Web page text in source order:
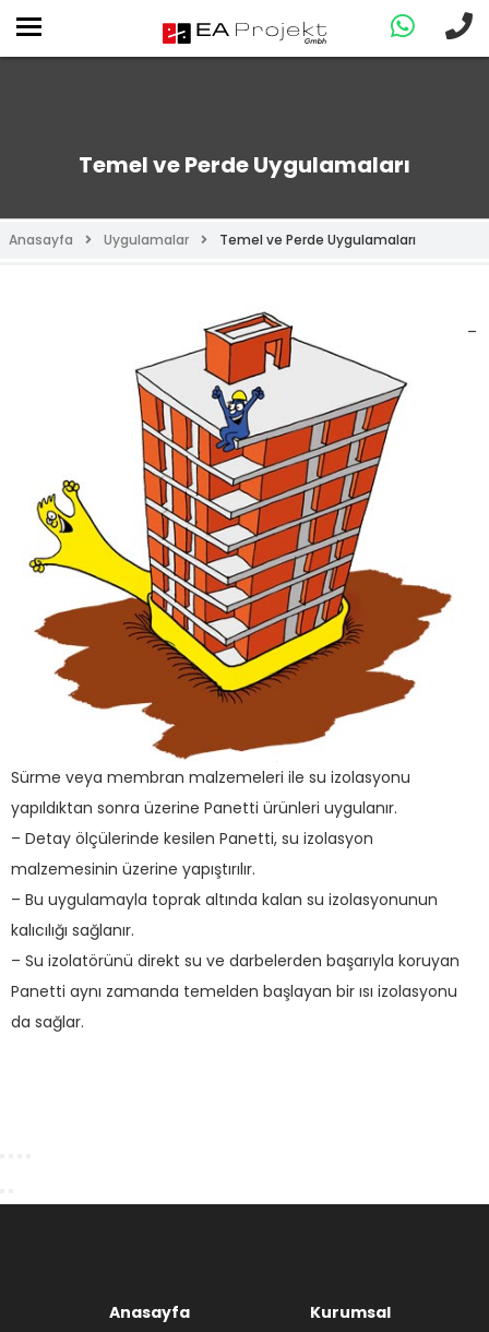
Temel ve Perde Uygulamaları
Anasayfa Uygulamalar Temel ve Perde Uygulamaları
–
Sürme veya membran malzemeleri ile su izolasyonu
yapıldıktan sonra üzerine Panetti ürünleri uygulanır.
– Detay ölçülerinde kesilen Panetti, su izolasyon
malzemesinin üzerine yapıştırılır.
– Bu uygulamayla toprak altında kalan su izolasyonunun
kalıcılığı sağlanır.
– Su izolatörünü direkt su ve darbelerden başarıyla koruyan
Panetti aynı zamanda temelden başlayan bir ısı izolasyonu
da sağlar.
Anasayfa
Kurumsal